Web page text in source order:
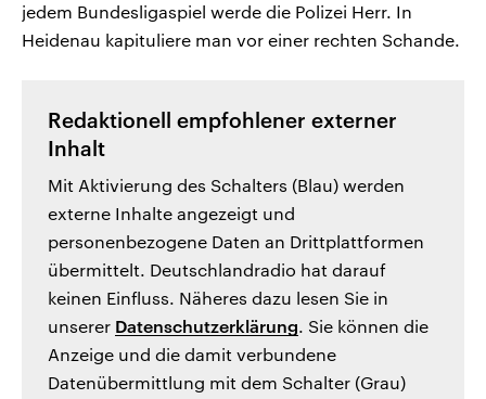
jedem Bundesligaspiel werde die Polizei Herr. In
Heidenau kapituliere man vor einer rechten Schande.
Redaktionell empfohlener externer
Inhalt
Mit Aktivierung des Schalters (Blau) werden
externe Inhalte angezeigt und
personenbezogene Daten an Drittplattformen
übermittelt. Deutschlandradio hat darauf
keinen Einfluss. Näheres dazu lesen Sie in
unserer Datenschutzerklärung. Sie können die
Anzeige und die damit verbundene
Datenübermittlung mit dem Schalter (Grau)